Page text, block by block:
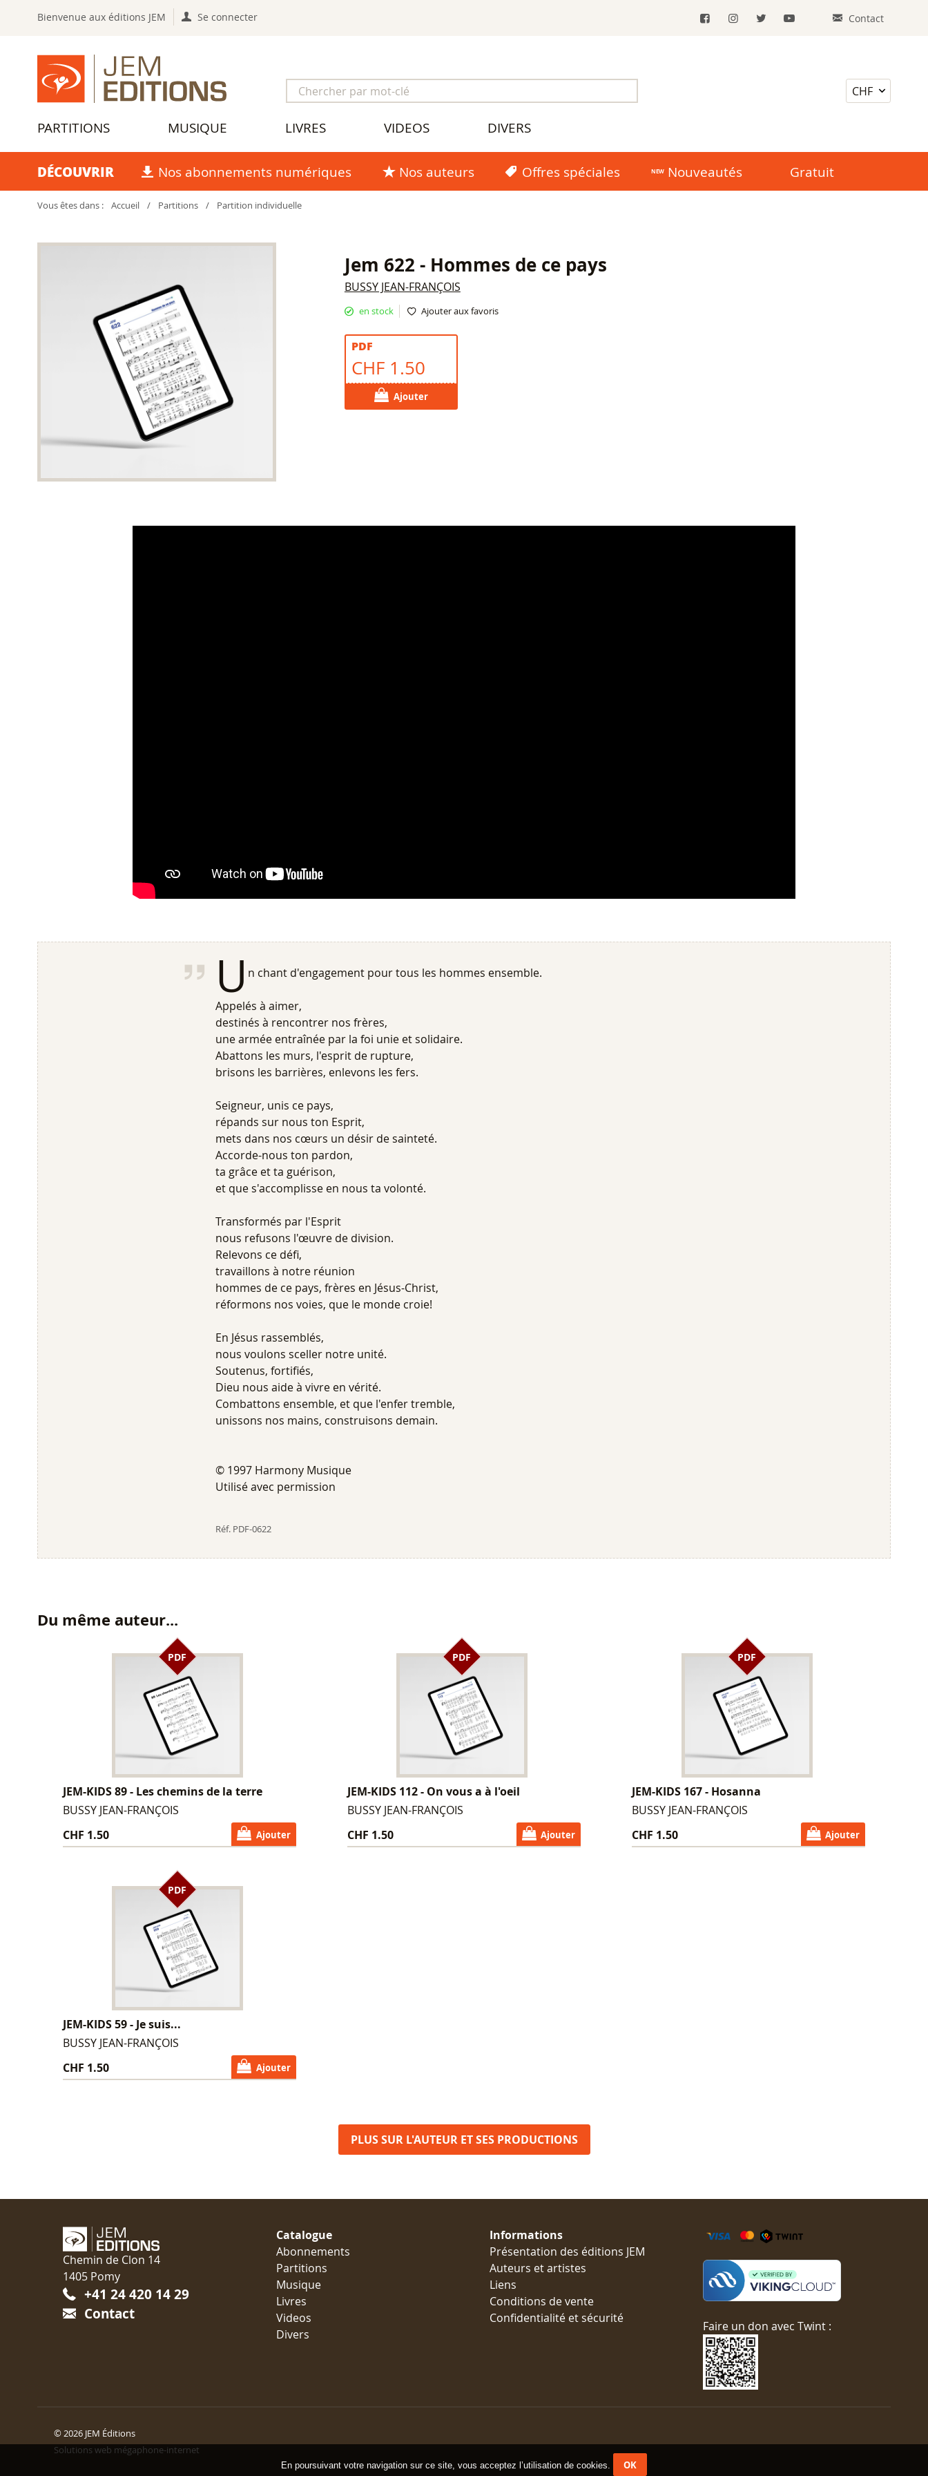
En poursuivant votre navigation sur ce site, vous acceptez l’utilisation de cookies. OK
Bienvenue aux éditions JEM Se connecter Contact
PARTITIONS MUSIQUE LIVRES VIDEOS DIVERS
DÉCOUVRIR Nos abonnements numériques Nos auteurs Offres spéciales Nouveautés Gratuit
Vous êtes dans : Accueil / Partitions / Partition individuelle
Jem 622 - Hommes de ce pays
BUSSY JEAN-FRANÇOIS
en stock Ajouter aux favoris
PDF
CHF 1.50
Ajouter
U n chant d'engagement pour tous les hommes ensemble.
Appelés à aimer,
destinés à rencontrer nos frères,
une armée entraînée par la foi unie et solidaire.
Abattons les murs, l'esprit de rupture,
brisons les barrières, enlevons les fers.
Seigneur, unis ce pays,
répands sur nous ton Esprit,
mets dans nos cœurs un désir de sainteté.
Accorde-nous ton pardon,
ta grâce et ta guérison,
et que s'accomplisse en nous ta volonté.
Transformés par l'Esprit
nous refusons l'œuvre de division.
Relevons ce défi,
travaillons à notre réunion
hommes de ce pays, frères en Jésus-Christ,
réformons nos voies, que le monde croie!
En Jésus rassemblés,
nous voulons sceller notre unité.
Soutenus, fortifiés,
Dieu nous aide à vivre en vérité.
Combattons ensemble, et que l'enfer tremble,
unissons nos mains, construisons demain.
© 1997 Harmony Musique
Utilisé avec permission
Réf. PDF-0622
Du même auteur...
PDF
JEM-KIDS 89 - Les chemins de la terre
BUSSY JEAN-FRANÇOIS
CHF 1.50
Ajouter
PDF
JEM-KIDS 112 - On vous a à l'oeil
BUSSY JEAN-FRANÇOIS
CHF 1.50
Ajouter
PDF
JEM-KIDS 167 - Hosanna
BUSSY JEAN-FRANÇOIS
CHF 1.50
Ajouter
PDF
JEM-KIDS 59 - Je suis...
BUSSY JEAN-FRANÇOIS
CHF 1.50
Ajouter
PLUS SUR L'AUTEUR ET SES PRODUCTIONS
Chemin de Clon 14
1405 Pomy
+41 24 420 14 29
Contact
Catalogue
Abonnements
Partitions
Musique
Livres
Videos
Divers
Informations
Présentation des éditions JEM
Auteurs et artistes
Liens
Conditions de vente
Confidentialité et sécurité
Faire un don avec Twint :
© 2026 JEM Éditions
Solutions web mégaphone-internet